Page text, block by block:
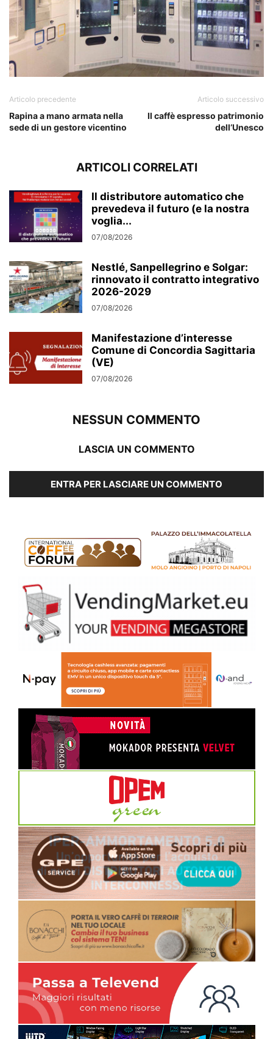
Articolo precedente
Rapina a mano armata nella
sede di un gestore vicentino
Articolo successivo
Il caffè espresso patrimonio
dell’Unesco
ARTICOLI CORRELATI
Il distributore automatico che
prevedeva il futuro (e la nostra
voglia...
07/08/2026
Nestlé, Sanpellegrino e Solgar:
rinnovato il contratto integrativo
2026-2029
07/08/2026
Manifestazione d’interesse
Comune di Concordia Sagittaria
(VE)
07/08/2026
NESSUN COMMENTO
LASCIA UN COMMENTO
ENTRA PER LASCIARE UN COMMENTO